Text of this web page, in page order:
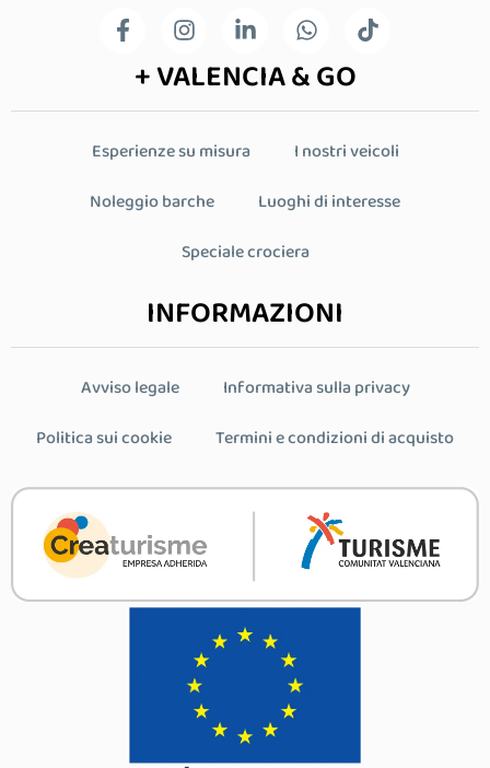
+ VALENCIA & GO
Esperienze su misura
I nostri veicoli
Noleggio barche
Luoghi di interesse
Speciale crociera
INFORMAZIONI
Avviso legale
Informativa sulla privacy
Politica sui cookie
Termini e condizioni di acquisto